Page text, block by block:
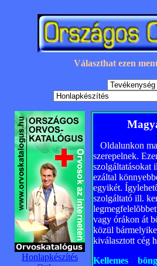
Választhat ezen
Oldalunkon
szerepelnek.
ezáltal
egyikét.
szolgáltató ill.
vagy órákon át
közül
kiválasztott cég
Kellemes
Honlapkészítés